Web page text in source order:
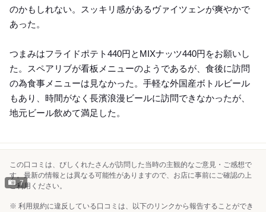
のかもしれない。スッキリ感があるヴァイツェンが爽やかで
あった。
つまみはフライドポテト440円とMIXナッツ440円をお願いし
た。スペアリブが看板メニューのようであるが、食後に訪問
の為食事メニューは見なかった。手軽な外国産ボトルビール
もあり、時間がなく長濱浪漫ビールに訪問できなかったが、
地元ビール飲めて満足した。
7
この口コミは、びしくれたさんが訪問した当時の主観的なご意見・ご感想で
す。最新の情報とは異なる可能性がありますので、お店に事前にご確認の上
ご利用ください。
※ 利用規約に違反している口コミは、以下のリンクから報告することができ